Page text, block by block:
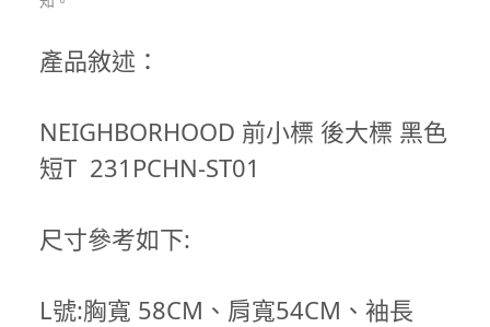
產品敘述：
NEIGHBORHOOD 前小標 後大標 黑色
短T 231PCHN-ST01
尺寸參考如下:
L號:胸寬 58CM、肩寬54CM、袖長